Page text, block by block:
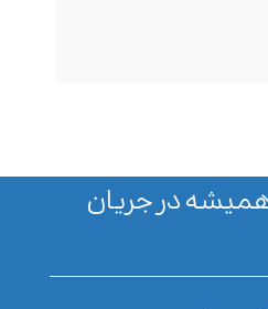
همیشه در جریان